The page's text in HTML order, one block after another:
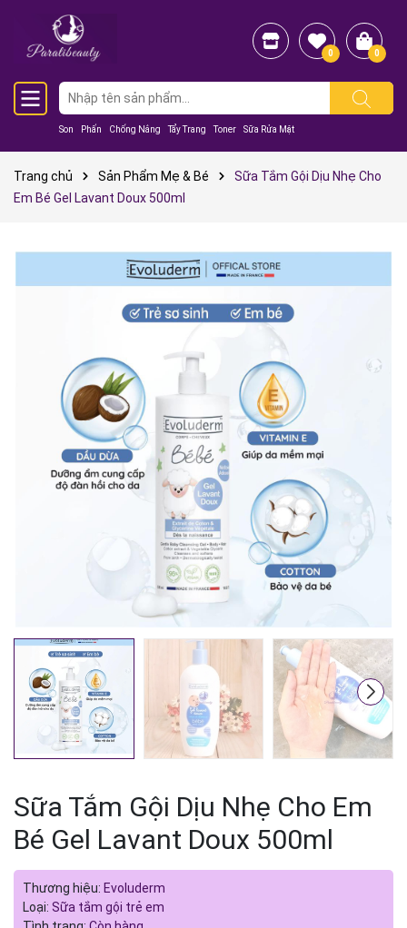
Son Phấn Chống Nắng Tẩy Trang Toner Sữa Rửa Mặt
0 0
Trang chủ Sản Phẩm Mẹ & Bé
Sữa Tắm Gội Dịu Nhẹ Cho
Em Bé Gel Lavant Doux 500ml
Sữa Tắm Gội Dịu Nhẹ Cho Em
Bé Gel Lavant Doux 500ml
Thương hiệu: Evoluderm
Loại: Sữa tắm gội trẻ em
Mã giảm giá:
Ngày hết hạn: